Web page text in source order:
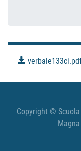
Copyright ©